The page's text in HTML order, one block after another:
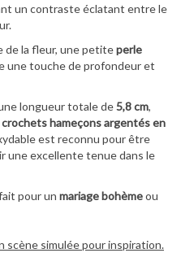
un contraste éclatant entre le
de la fleur, une petiteperle
une touche de profondeur et
longueur totale de5,8 cm,
crochets hameçons argentés en
est reconnu pour être
une excellente tenue dans le
pour un mariage bohèmeou
scène simulée pour inspiration.